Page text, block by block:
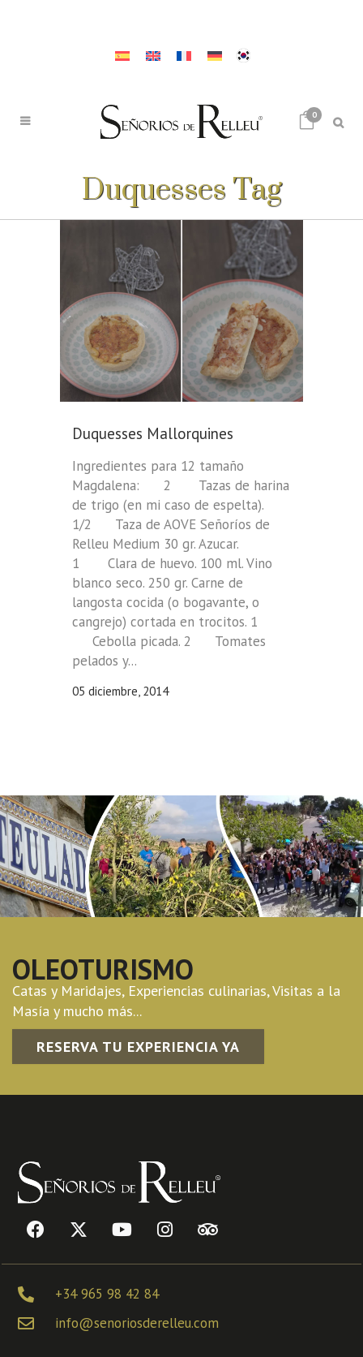
0
Duquesses Tag
Duquesses Mallorquines
Ingredientes para 12 tamaño
Magdalena: 2 Tazas de harina
de trigo (en mi caso de espelta).
1/2 Taza de AOVE Señoríos de
Relleu Medium 30 gr. Azucar.
1 Clara de huevo. 100 ml. Vino
blanco seco. 250 gr. Carne de
langosta cocida (o bogavante, o
cangrejo) cortada en trocitos. 1
Cebolla picada. 2 Tomates
pelados y...
05 diciembre, 2014
OLEOTURISMO
Catas y Maridajes, Experiencias culinarias, Visitas a la
Masía y mucho más...
RESERVA TU EXPERIENCIA YA
+34 965 98 42 84
info@senoriosderelleu.com